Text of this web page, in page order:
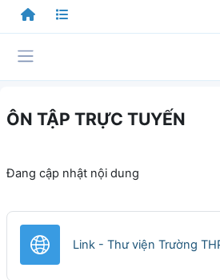
Chuyển tới nội dung chính
ÔN TẬP TRỰC TUYẾN
Đang cập nhật nội dung
Link - Thư viện Trường